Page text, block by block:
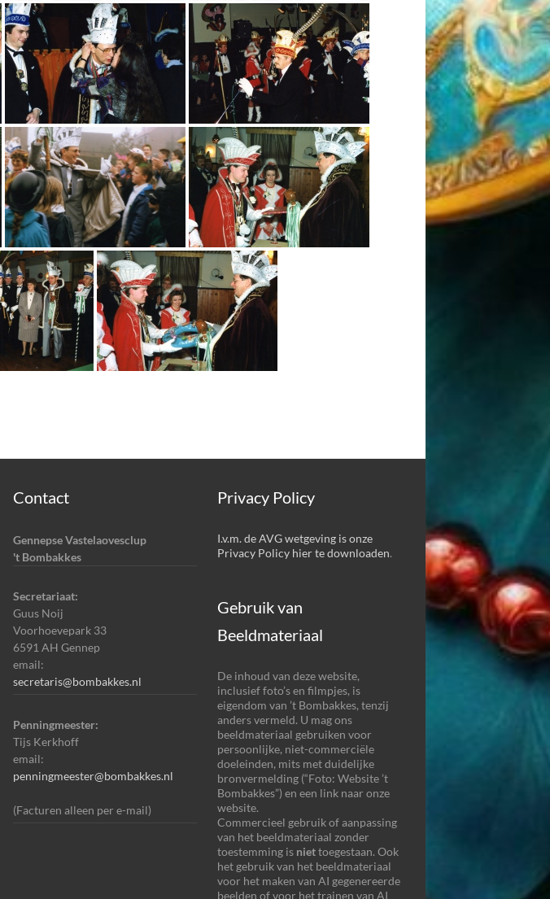
Contact
Gennepse Vastelaovesclup
't Bombakkes
Secretariaat:
Guus Noij
Voorhoevepark 33
6591 AH Gennep
email:
secretaris@bombakkes.nl
Penningmeester:
Tijs Kerkhoff
email:
penningmeester@bombakkes.nl
(Facturen alleen per e-mail)
Privacy Policy
I.v.m. de AVG wetgeving is onze
Privacy Policy hier te downloaden.
Gebruik van
Beeldmateriaal
De inhoud van deze website,
inclusief foto’s en filmpjes, is
eigendom van ’t Bombakkes, tenzij
anders vermeld. U mag ons
beeldmateriaal gebruiken voor
persoonlijke, niet-commerciële
doeleinden, mits met duidelijke
bronvermelding (“Foto: Website ’t
Bombakkes”) en een link naar onze
website.
Commercieel gebruik of aanpassing
van het beeldmateriaal zonder
toestemming is niettoegestaan. Ook
het gebruik van het beeldmateriaal
voor het maken van AI gegenereerde
beelden of voor het trainen van AI